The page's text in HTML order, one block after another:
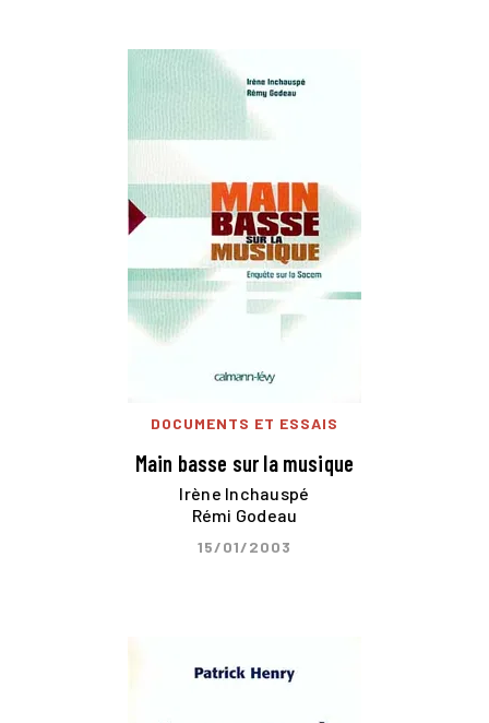
DOCUMENTS ET ESSAIS
Main basse sur la musique
Irène Inchauspé
Rémi Godeau
15/01/2003